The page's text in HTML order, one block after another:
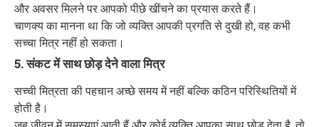
और अवसर मिलने पर आपको पीछे खींचने का प्रयास करते हैं।
चाणक्य का मानना था कि जो व्यक्ति आपकी प्रगति से दुखी हो, वह कभी
सच्चा मित्र नहीं हो सकता।
5. संकट में साथ छोड़ देने वाला मित्र
सच्ची मित्रता की पहचान अच्छे समय में नहीं बल्कि कठिन परिस्थितियों में
होती है।